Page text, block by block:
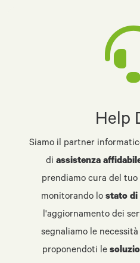
Help
Siamo il partner
di assistenza
prendiamo cura del tuo
monitorando lo stato di
l'aggiornamento dei
segnaliamo le
proponendoti le